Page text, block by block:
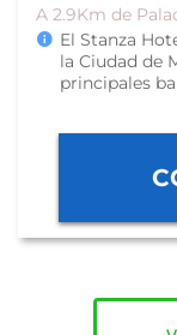
A 2.9Km de
El Stanza
la Ciudad de
principales